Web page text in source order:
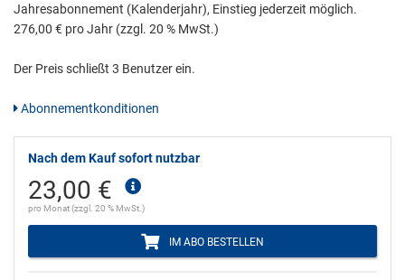
Jahresabonnement (Kalenderjahr), Einstieg jederzeit möglich.
276,00 € pro Jahr (zzgl. 20 % MwSt.)
Der Preis schließt 3 Benutzer ein.
Abonnementkonditionen
Nach dem Kauf sofort nutzbar
23,00 €
pro Monat (zzgl. 20 % MwSt.)
IM ABO BESTELLEN